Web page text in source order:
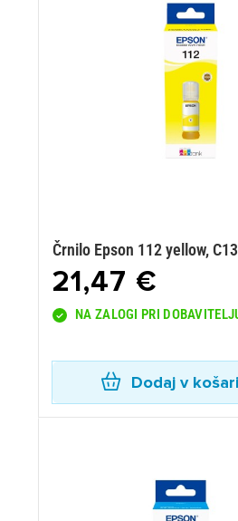
Črnilo Epson 112 yellow,
21,47 €
NA ZALOGI PRI
Dodaj v